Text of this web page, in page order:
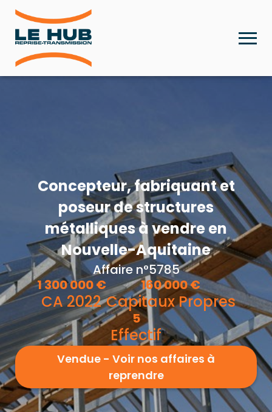
Concepteur, fabriquant et
poseur de structures
métalliques à vendre en
Nouvelle-Aquitaine
Affaire n°5785
1 300 000€
CA 2022
160 000€
Capitaux Propres
5
Effectif
Vendue - Voir nos affaires à
reprendre